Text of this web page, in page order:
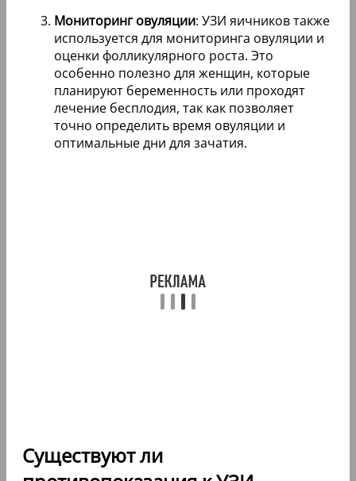
Мониторинг овуляции: УЗИ яичников также
используется для мониторинга овуляции и
оценки фолликулярного роста. Это
особенно полезно для женщин, которые
планируют беременность или проходят
лечение бесплодия, так как позволяет
точно определить время овуляции и
оптимальные дни для зачатия.
Существуют ли